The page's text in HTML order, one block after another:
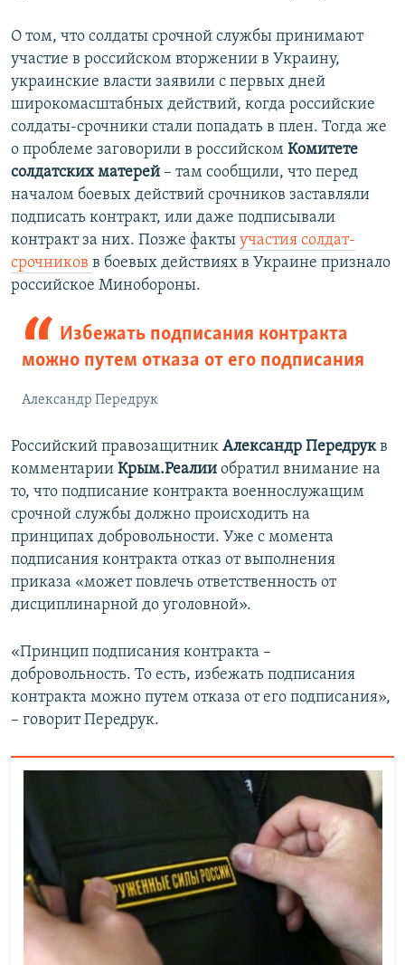
О том, что солдаты срочной службы принимают
участие в российском вторжении в Украину,
украинские власти заявили с первых дней
широкомасштабных действий, когда российские
солдаты-срочники стали попадать в плен. Тогда же
о проблеме заговорили в российском Комитете
солдатских матерей – там сообщили, что перед
началом боевых действий срочников заставляли
подписать контракт, или даже подписывали
контракт за них. Позже факты участия солдат-
срочников в боевых действиях в Украине признало
российское Минобороны.
Избежать подписания контракта
можно путем отказа от его подписания
Александр Передрук
Российский правозащитник Александр Передрукв
комментарии Крым.Реалии обратил внимание на
то, что подписание контракта военнослужащим
срочной службы должно происходить на
принципах добровольности. Уже с момента
подписания контракта отказ от выполнения
приказа «может повлечь ответственность от
дисциплинарной до уголовной».
«Принцип подписания контракта –
добровольность. То есть, избежать подписания
контракта можно путем отказа от его подписания»,
– говорит Передрук.